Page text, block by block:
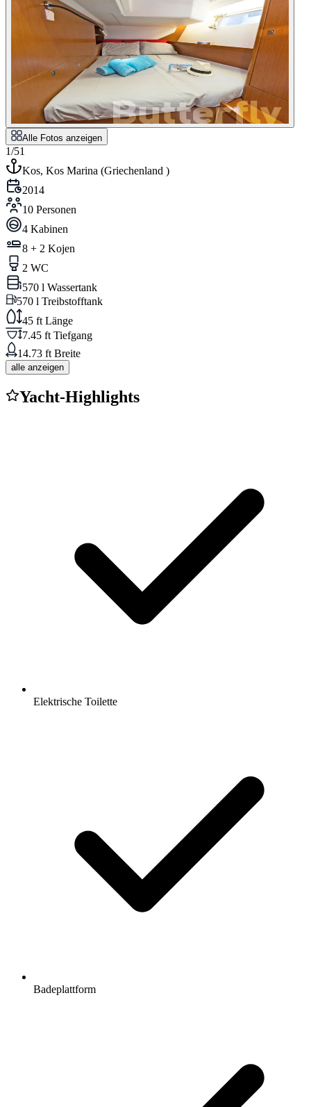
Alle Fotos anzeigen
1/51
Kos, Kos Marina (Griechenland )
2014
10 Personen
4 Kabinen
8 + 2 Kojen
2 WC
570 l Wassertank
570 l Treibstofftank
45 ft Länge
7.45 ft Tiefgang
14.73 ft Breite
alle anzeigen
Yacht-Highlights
Elektrische Toilette
Badeplattform